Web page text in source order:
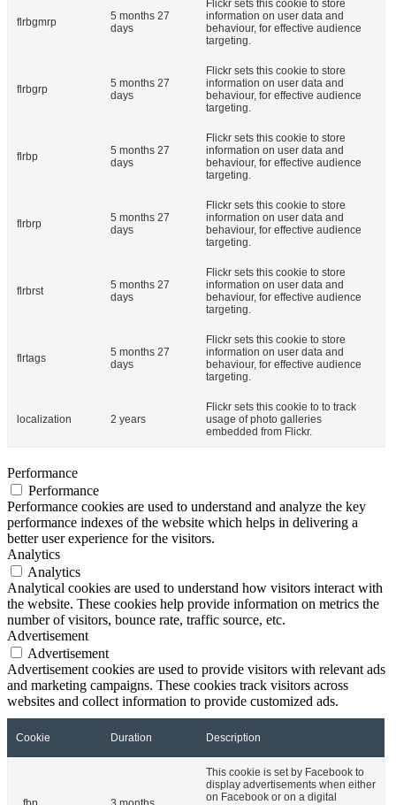
flrbgmrp
5 months 27
days
Flickr sets this cookie to store
information on user data and
behaviour, for effective audience
targeting.
flrbgrp
5 months 27
days
Flickr sets this cookie to store
information on user data and
behaviour, for effective audience
targeting.
flrbp
5 months 27
days
Flickr sets this cookie to store
information on user data and
behaviour, for effective audience
targeting.
flrbrp
5 months 27
days
Flickr sets this cookie to store
information on user data and
behaviour, for effective audience
targeting.
flrbrst
5 months 27
days
Flickr sets this cookie to store
information on user data and
behaviour, for effective audience
targeting.
flrtags
5 months 27
days
Flickr sets this cookie to store
information on user data and
behaviour, for effective audience
targeting.
localization 2 years
Flickr sets this cookie to to track
usage of photo galleries
embedded from Flickr.
Performance
Performance
Performance cookies are used to understand and analyze the key
performance indexes of the website which helps in delivering a
better user experience for the visitors.
Analytics
Analytics
Analytical cookies are used to understand how visitors interact with
the website. These cookies help provide information on metrics the
number of visitors, bounce rate, traffic source, etc.
Advertisement
Advertisement
Advertisement cookies are used to provide visitors with relevant ads
and marketing campaigns. These cookies track visitors across
websites and collect information to provide customized ads.
Cookie Duration Description
This cookie is set by Facebook to
display advertisements when either
on Facebook or on a digital